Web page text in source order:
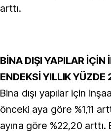
arttı.
BİNA DIŞI YAPILAR
ENDEKSİ YILLIK
Bina dışı yapılar için
önceki aya göre %1,11
ayına göre %22,20